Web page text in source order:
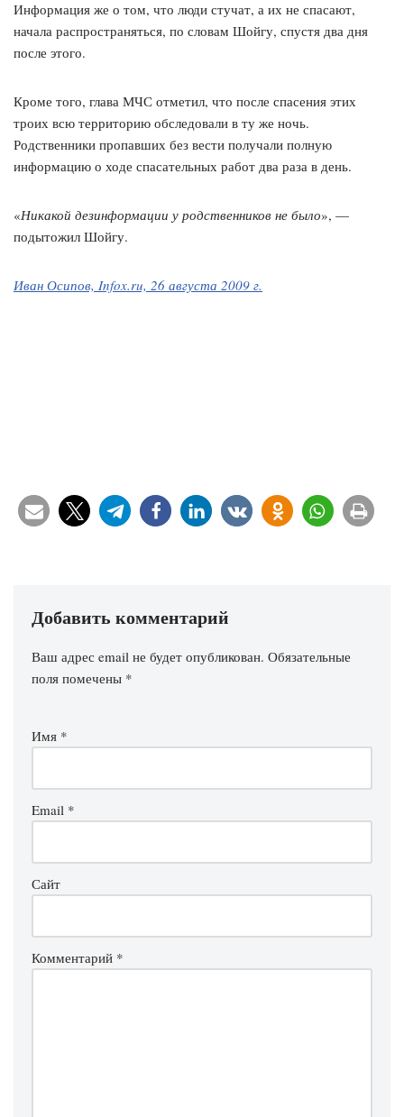
Информация же о том, что люди стучат, а их не спасают,
начала распространяться, по словам Шойгу, спустя два дня
после этого.
Кроме того, глава МЧС отметил, что после спасения этих
троих всю территорию обследовали в ту же ночь.
Родственники пропавших без вести получали полную
информацию о ходе спасательных работ два раза в день.
«Никакой дезинформации у родственников не было», —
подытожил Шойгу.
Иван Осипов, Infox.ru, 26 августа 2009 г.
Добавить комментарий
Ваш адрес email не будет опубликован. Обязательные
поля помечены *
Имя *
Email *
Сайт
Комментарий *